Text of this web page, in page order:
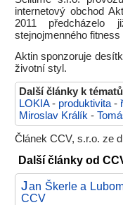
internetový obchod
2011
stejnojmenného
Aktin sponzoruje
životní styl.
Další články k
LOKIA- produktivita -
Miroslav Králík -
Článek CCV, s.r.o. ze
Další články od
Jan Škerle a
CCV